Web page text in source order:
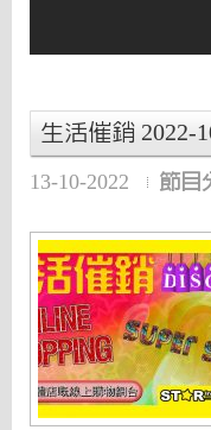
生活催銷 2022-
13-10-2022 節目